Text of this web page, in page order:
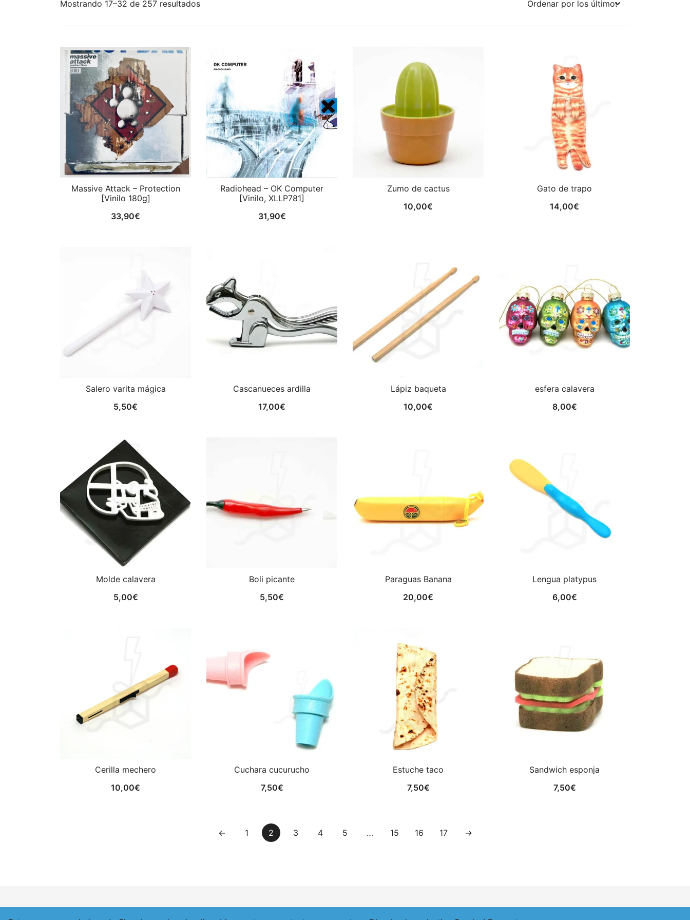
Mostrando 17–32 de 257 resultadosOrdenado
Massive Attack – Protection
[Vinilo 180g]
33,90€
Radiohead – OK Computer
[Vinilo, XLLP781]
31,90€
Zumo de cactus
10,00€
Gato de trapo
14,00€
Salero varita mágica
5,50€
Cascanueces ardilla
17,00€
Lápiz baqueta
10,00€
esfera calavera
8,00€
Molde calavera
5,00€
Boli picante
5,50€
Paraguas Banana
20,00€
Lengua platypus
6,00€
Cerilla mechero
10,00€
Cuchara cucurucho
7,50€
Estuche taco
7,50€
Sandwich esponja
7,50€
← 1 2 3 4 5 … 15 16 17 →